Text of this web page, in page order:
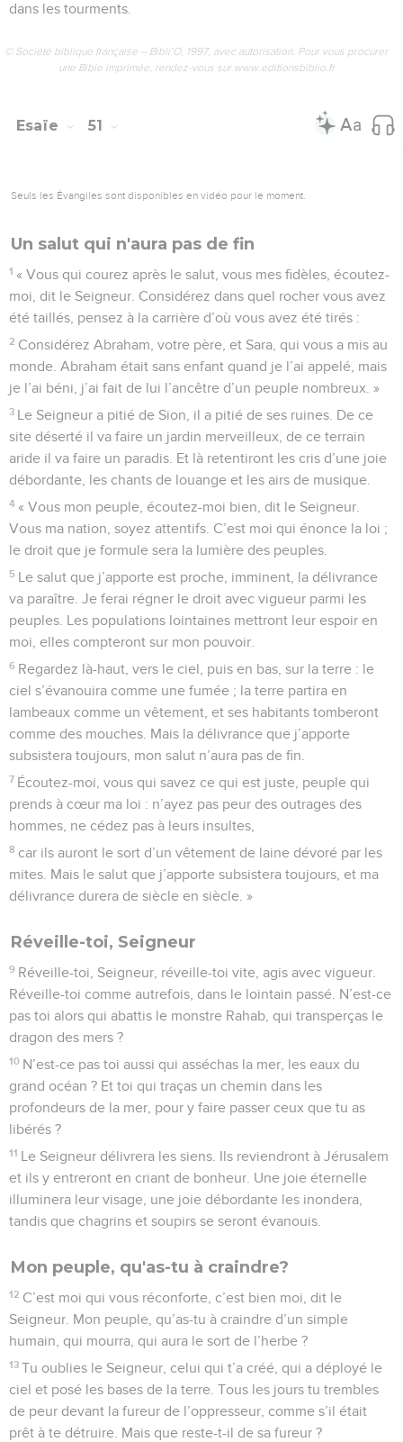
dans les tourments.
© Société biblique française – Bibli’O, 1997, avec autorisation. Pour vous procurer
une Bible imprimée, rendez-vous sur www.editionsbiblio.fr
Esaïe 51
Seuls les Évangiles sont disponibles en vidéo pour le moment.
Un salut qui n'aura pas de fin
1 « Vous qui courez après le salut, vous mes fidèles, écoutez-
moi, dit le Seigneur. Considérez dans quel rocher vous avez
été taillés, pensez à la carrière d’où vous avez été tirés :
2 Considérez Abraham, votre père, et Sara, qui vous a mis au
monde. Abraham était sans enfant quand je l’ai appelé, mais
je l’ai béni, j’ai fait de lui l’ancêtre d’un peuple nombreux. »
3 Le Seigneur a pitié de Sion, il a pitié de ses ruines. De ce
site déserté il va faire un jardin merveilleux, de ce terrain
aride il va faire un paradis. Et là retentiront les cris d’une joie
débordante, les chants de louange et les airs de musique.
4 « Vous mon peuple, écoutez-moi bien, dit le Seigneur.
Vous ma nation, soyez attentifs. C’est moi qui énonce la loi ;
le droit que je formule sera la lumière des peuples.
5 Le salut que j’apporte est proche, imminent, la délivrance
va paraître. Je ferai régner le droit avec vigueur parmi les
peuples. Les populations lointaines mettront leur espoir en
moi, elles compteront sur mon pouvoir.
6 Regardez là-haut, vers le ciel, puis en bas, sur la terre : le
ciel s’évanouira comme une fumée ; la terre partira en
lambeaux comme un vêtement, et ses habitants tomberont
comme des mouches. Mais la délivrance que j’apporte
subsistera toujours, mon salut n’aura pas de fin.
7 Écoutez-moi, vous qui savez ce qui est juste, peuple qui
prends à cœur ma loi : n’ayez pas peur des outrages des
hommes, ne cédez pas à leurs insultes,
8 car ils auront le sort d’un vêtement de laine dévoré par les
mites. Mais le salut que j’apporte subsistera toujours, et ma
délivrance durera de siècle en siècle. »
Réveille-toi, Seigneur
9 Réveille-toi, Seigneur, réveille-toi vite, agis avec vigueur.
Réveille-toi comme autrefois, dans le lointain passé. N’est-ce
pas toi alors qui abattis le monstre Rahab, qui transperças le
dragon des mers ?
10 N’est-ce pas toi aussi qui asséchas la mer, les eaux du
grand océan ? Et toi qui traças un chemin dans les
profondeurs de la mer, pour y faire passer ceux que tu as
libérés ?
11 Le Seigneur délivrera les siens. Ils reviendront à Jérusalem
et ils y entreront en criant de bonheur. Une joie éternelle
illuminera leur visage, une joie débordante les inondera,
tandis que chagrins et soupirs se seront évanouis.
Mon peuple, qu'as-tu à craindre?
12 C’est moi qui vous réconforte, c’est bien moi, dit le
Seigneur. Mon peuple, qu’as-tu à craindre d’un simple
humain, qui mourra, qui aura le sort de l’herbe ?
13 Tu oublies le Seigneur, celui qui t’a créé, qui a déployé le
ciel et posé les bases de la terre. Tous les jours tu trembles
de peur devant la fureur de l’oppresseur, comme s’il était
prêt à te détruire. Mais que reste-t-il de sa fureur ?